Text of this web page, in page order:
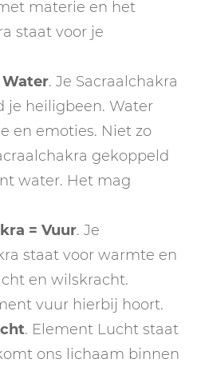
materie en het
staat voor je
Water. Je Sacraalchakra
je heiligbeen. Water
en emoties. Niet zo
gekoppeld
water. Het mag
= Vuur. Je
staat voor warmte en
en wilskracht.
vuur hierbij hoort.
. Element Lucht staat
ons lichaam binnen